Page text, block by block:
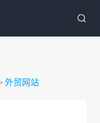
>外贸网站